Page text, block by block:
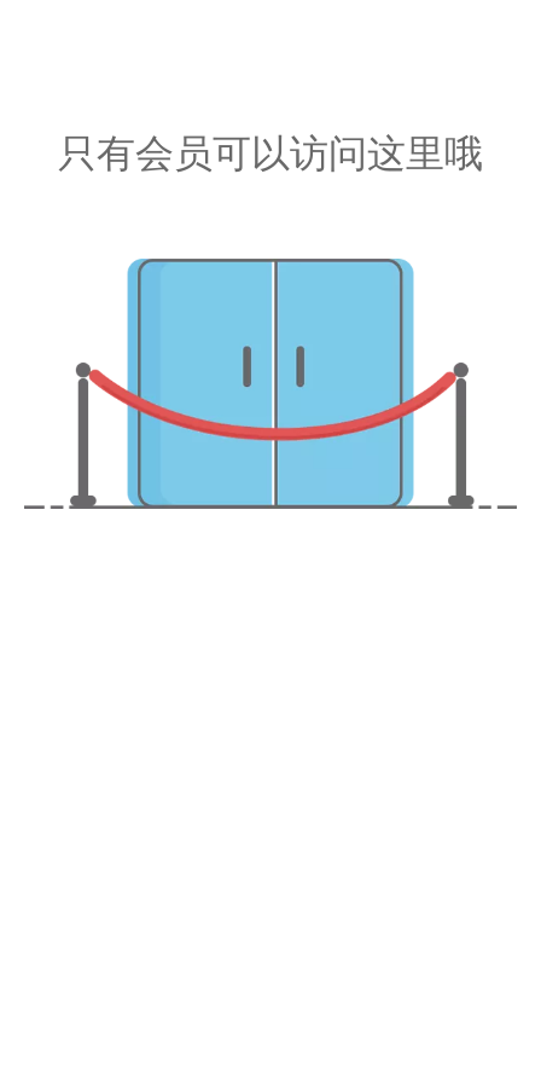
只有会员可以访问这里哦